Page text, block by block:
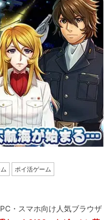
ポイ活ゲーム
・スマホ向け人気ブラウザ